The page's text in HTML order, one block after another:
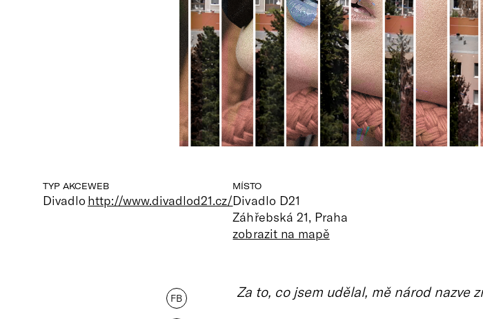
TYP AKCE
Divadlo
WEB
http://www.divadlod21.cz/
MÍSTO
Divadlo D21
Záhřebská 21, Praha
zobrazit na mapě
FB Za to, co jsem udělal, mě národ nazve